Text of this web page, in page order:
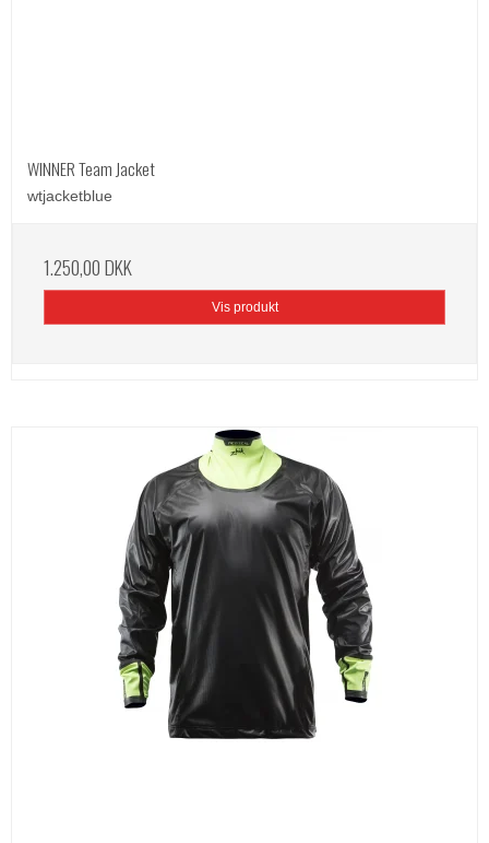
WINNER Team Jacket
wtjacketblue
1.250,00 DKK
Vis produkt